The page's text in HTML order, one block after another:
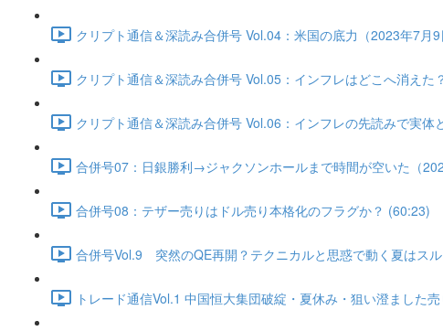
クリプト通信＆深読み合併号 Vol.04：米国の底力（2023年7月
クリプト通信＆深読み合併号 Vol.05：インフレはどこへ消え
クリプト通信＆深読み合併号 Vol.06：インフレの先読みで実
合併号07：日銀勝利→ジャクソンホールまで時間が空いた（
合併号08：テザー売りはドル売り本格化のフラグか？ (60:23)
合併号Vol.9 突然のQE再開？テクニカルと思惑で動く夏はス
トレード通信Vol.1 中国恒⼤集団破綻・夏休み・狙い澄ました